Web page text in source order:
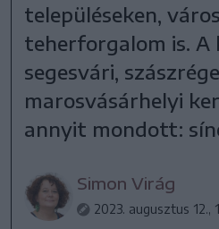
településeken,
teherforgalom is. A
segesvári,
marosvásárhelyi
annyit mondott:
Simon Virág
2023. augusztus 12.,